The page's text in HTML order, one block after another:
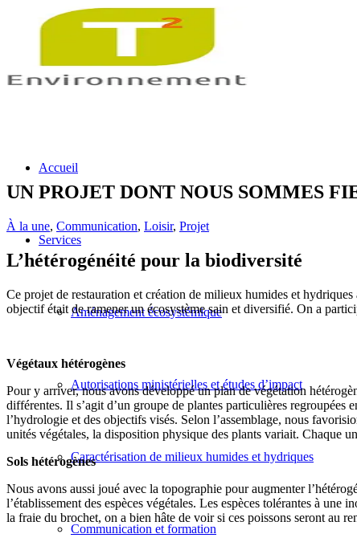
Accueil
Services
Aménagement écosystémique
Autorisations ministérielles et études d’impact
Caractérisation de milieux humides et hydriques
Communication et formation
UN PROJET DONT NOUS SOMMES
À la une, Communication, Loisir, Projet
L’hétérogénéité pour la biodiversité
Ce projet de restauration et création de milieux humides et
objectif était de ramener un écosystème sain et diversifié. On a
Végétaux hétérogènes
Pour y arriver, nous avons développé un plan de végétation
différentes. Il s’agit d’un groupe de plantes particulières regroupées
l’hydrologie et des objectifs visés. Selon l’assemblage, nous
unités végétales, la disposition physique des plants variait. Chaque
Sols hétérogènes
Nous avons aussi joué avec la topographie pour augmenter
l’établissement des espèces végétales. Les espèces tolérantes à
la fraie du brochet, on a bien hâte de voir si ces poissons seront au